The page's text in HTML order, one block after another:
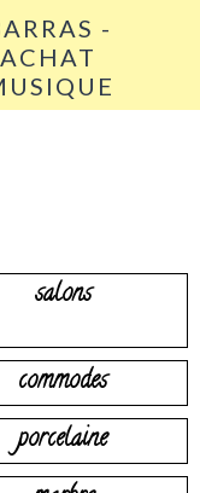
-
salons
commodes
porcelaine